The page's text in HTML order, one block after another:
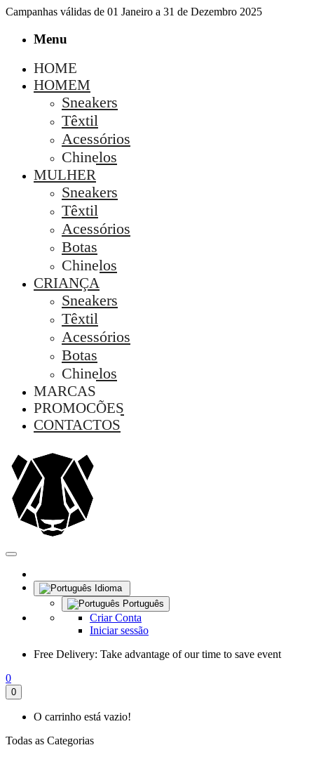
Campanhas válidas de 01 Janeiro a 31 de Dezembro 2025
Menu
HOME
HOMEM
Sneakers
Têxtil
Acessórios
Chinelos
MULHER
Sneakers
Têxtil
Acessórios
Botas
Chinelos
CRIANÇA
Sneakers
Têxtil
Acessórios
Botas
Chinelos
MARCAS
PROMOÇÕES
CONTACTOS
Idioma
Português
Criar Conta
Iniciar sessão
Free Delivery: Take advantage of our time to save event
0
0
O carrinho está vazio!
Todas as Categorias